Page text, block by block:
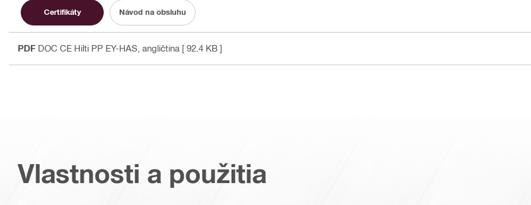
Certifikáty Návod na obsluhu
PDF DOC CE Hilti PP EY-HAS , angličtina [ 92.4 KB ]
Vlastnosti a použitia